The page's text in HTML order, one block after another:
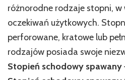
różnorodne rodzaje stopni, w
oczekiwań użytkowych.
perforowane, kratowe lub
rodzajów posiada swoje
Stopień schodowy spawany